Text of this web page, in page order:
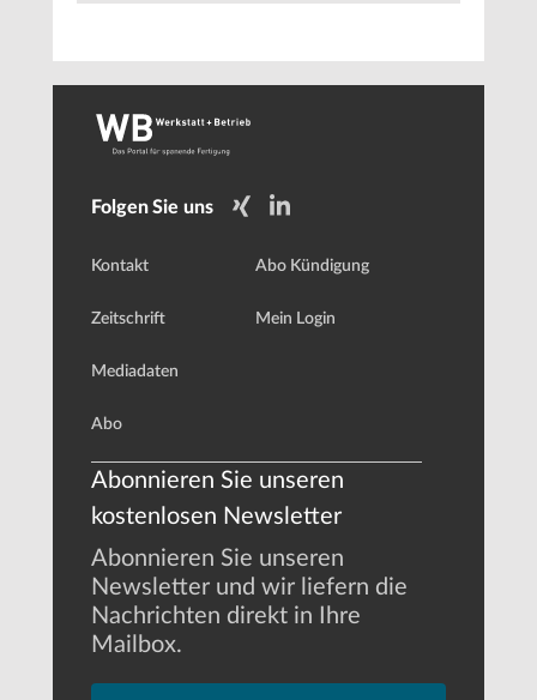
Folgen Sie uns
Kontakt
Zeitschrift
Mediadaten
Abo
Abo Kündigung
Mein Login
Abonnieren Sie unseren
kostenlosen Newsletter
Abonnieren Sie unseren
Newsletter und wir liefern die
Nachrichten direkt in Ihre
Mailbox.